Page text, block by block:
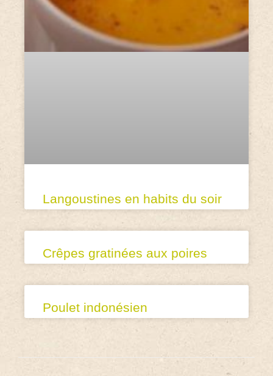
Langoustines en habits du soir
Crêpes gratinées aux poires
Poulet indonésien